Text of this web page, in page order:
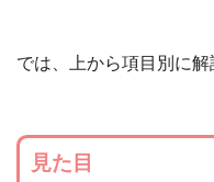
では、上から項目別に解
見た目